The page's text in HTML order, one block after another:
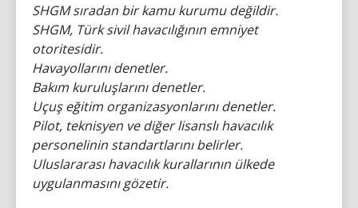
SHGM sıradan bir kamu kurumu değildir.
SHGM, Türk sivil havacılığının emniyet
otoritesidir.
Havayollarını denetler.
Bakım kuruluşlarını denetler.
Uçuş eğitim organizasyonlarını denetler.
Pilot, teknisyen ve diğer lisanslı havacılık
personelinin standartlarını belirler.
Uluslararası havacılık kurallarının ülkede
uygulanmasını gözetir.